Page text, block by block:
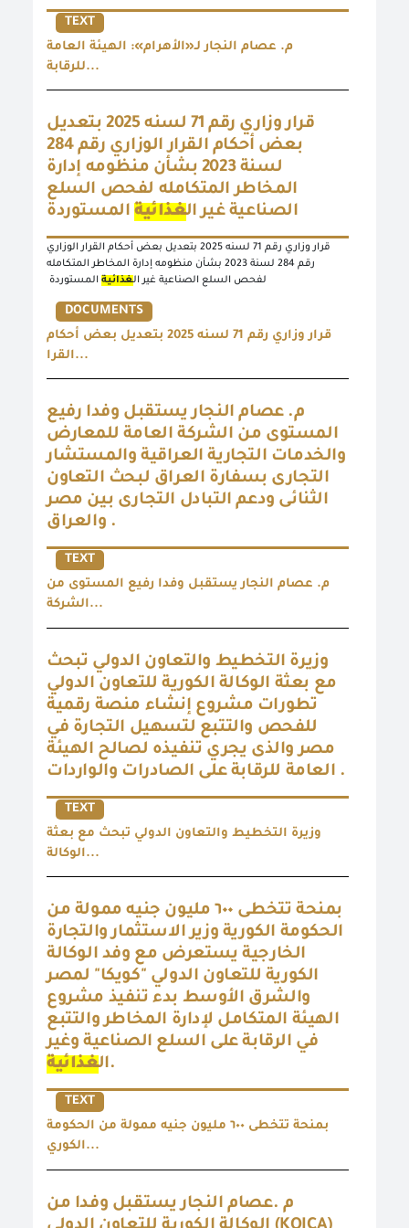
TEXT
م. عصام النجار لـ«الأهرام»: الهيئة العامة
للرقابة...
قرار وزاري رقم 71 لسنه 2025 بتعديل
بعض أحكام القرار الوزاري رقم 284
لسنة 2023 بشأن منظومه إدارة
المخاطر المتكامله لفحص السلع
الصناعية غير الغذائية المستوردة
قرار وزاري رقم 71 لسنه 2025 بتعديل بعض أحكام القرار الوزاري
رقم 284 لسنة 2023 بشأن منظومه إدارة المخاطر المتكامله
لفحص السلع الصناعية غير الغذائية المستوردة
DOCUMENTS
قرار وزاري رقم 71 لسنه 2025 بتعديل بعض أحكام
القرا...
م. عصام النجار يستقبل وفدا رفيع
المستوى من الشركة العامة للمعارض
والخدمات التجارية العراقية والمستشار
التجارى بسفارة العراق لبحث التعاون
الثنائى ودعم التبادل التجارى بين مصر
والعراق .
TEXT
م. عصام النجار يستقبل وفدا رفيع المستوى من
الشركة...
وزيرة التخطيط والتعاون الدولي تبحث
مع بعثة الوكالة الكورية للتعاون الدولي
تطورات مشروع إنشاء منصة رقمية
للفحص والتتبع لتسهيل التجارة في
مصر والذى يجري تنفيذه لصالح الهيئة
العامة للرقابة على الصادرات والواردات .
TEXT
وزيرة التخطيط والتعاون الدولي تبحث مع بعثة
الوكالة...
بمنحة تتخطى ٦٠٠ مليون جنيه ممولة من
الحكومة الكورية وزير الاستثمار والتجارة
الخارجية يستعرض مع وفد الوكالة
الكورية للتعاون الدولي "كويكا" لمصر
والشرق الأوسط بدء تنفيذ مشروع
الهيئة المتكامل لإدارة المخاطر والتتبع
في الرقابة على السلع الصناعية وغير
الغذائية .
TEXT
بمنحة تتخطى ٦٠٠ مليون جنيه ممولة من الحكومة
الكوري...
م .عصام النجار يستقبل وفدا من